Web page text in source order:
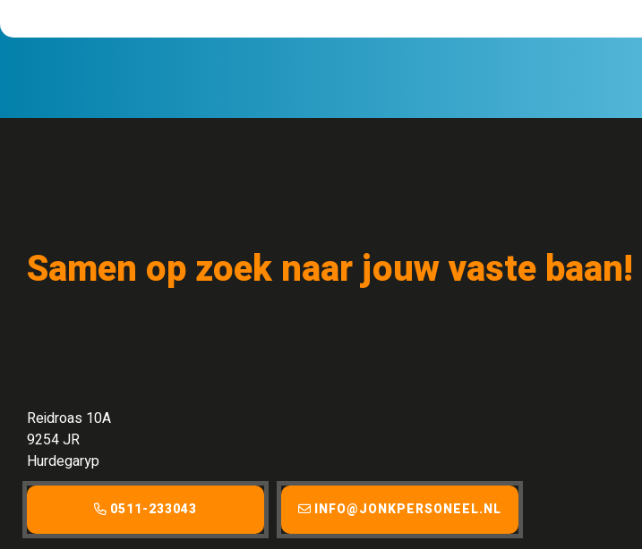
Samen op zoek naar jouw vaste baan!
Reidroas 10A
9254 JR
Hurdegaryp
0511-233043 INFO@JONKPERSONEEL.NL